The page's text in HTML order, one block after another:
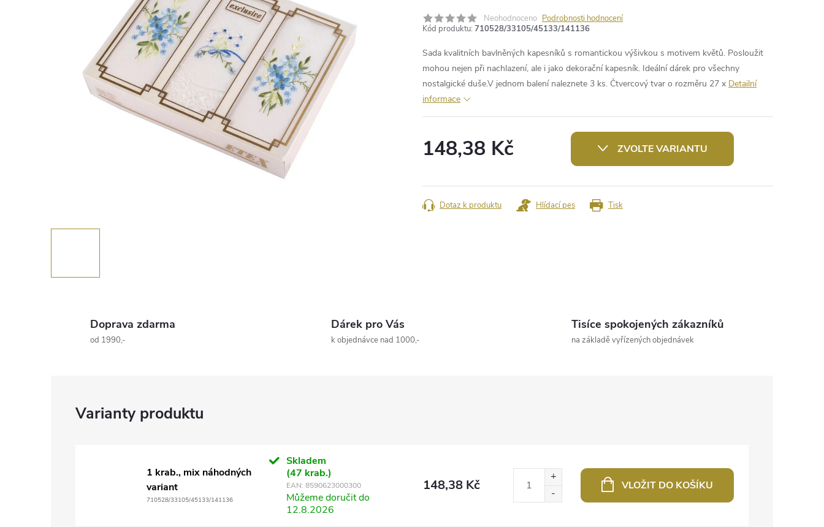
Neohodnoceno Podrobnosti hodnocení
Kód produktu: 710528/33105/45133/141136
Sada kvalitních bavlněných kapesníků s romantickou výšivkou s motivem květů. Posloužit
mohou nejen při nachlazení, ale i jako dekorační kapesník. Ideální dárek pro všechny
nostalgické duše.V jednom balení naleznete 3 ks. Čtvercový tvar o rozměru 27 x Detailní
informace
148,38 Kč ZVOLTE VARIANTU
Tisk
Dotaz k produktu Hlídací pes
Doprava zdarma
od 1990,-
Dárek pro Vás
k objednávce nad 1000,-
Tisíce spokojených zákazníků
na základě vyřízených objednávek
1 krab., mix náhodných
variant
710528/33105/45133/141136
Skladem
(47 krab.)
EAN: 8590623000300
Můžeme doručit do
12.8.2026
148,38 Kč VLOŽIT DO KOŠÍKU